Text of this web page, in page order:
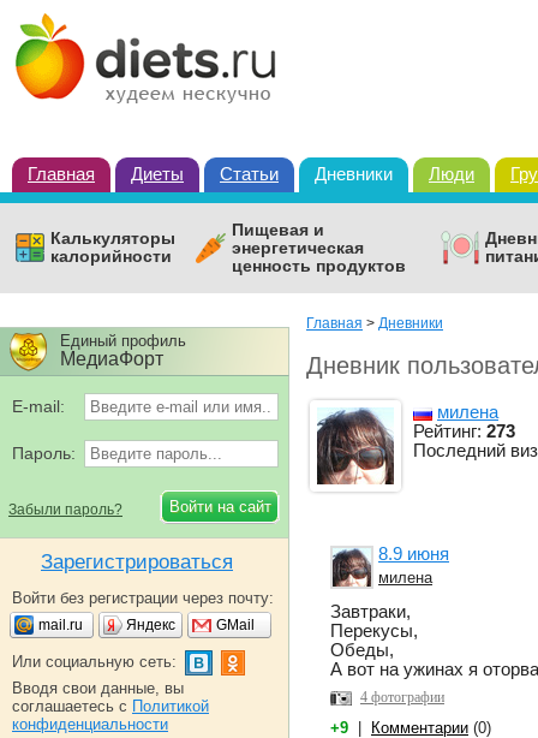
Главная Диеты Статьи Дневники Люди
Калькуляторы
калорийности
Пищевая и
энергетическая
ценность продуктов
Главная > Дневники
Дневник
милена
Рейтинг: 273
Последний
8.9 июня
милена
Завтраки,
Перекусы,
Обеды,
А вот на ужинах я
4 фотографии
+9 Комментарии (0)
Единый профиль
МедиаФорт
E-mail:
Пароль:
Забыли пароль?
Зарегистрироваться
Войти без регистрации через почту:
mail.ru Яндекс GMail
Или социальную сеть:
Вводя свои данные, вы
соглашаетесь с Политикой
конфиденциальности